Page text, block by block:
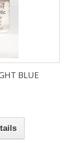
BLUE